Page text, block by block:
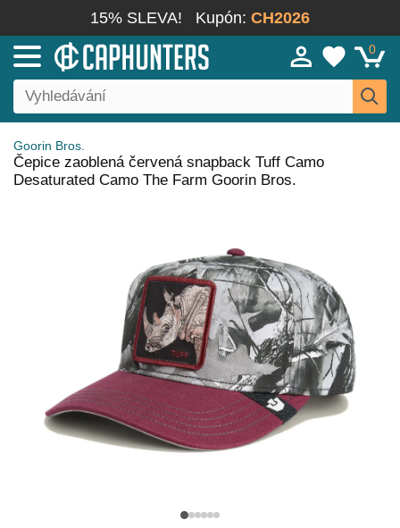
15% SLEVA! Kupón: CH2026
0
Goorin Bros.
Čepice zaoblená červená snapback Tuff Camo
Desaturated Camo The Farm Goorin Bros.